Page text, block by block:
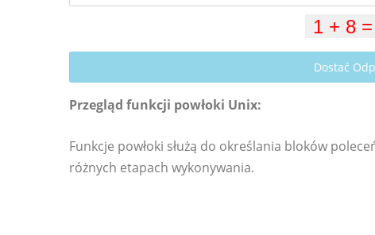
Dostać
Przegląd funkcji powłoki Unix:
Funkcje powłoki służą do określania bloków
różnych etapach wykonywania.